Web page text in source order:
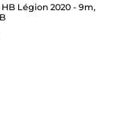
Légion 2020 - 9m,